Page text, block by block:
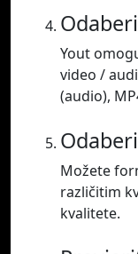
Yout
video /
(audio),
Možete
različitim
kvalitete.